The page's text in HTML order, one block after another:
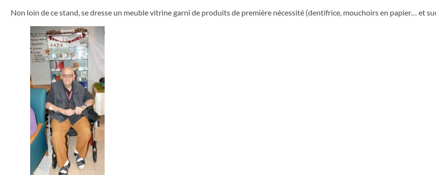
Non loin de ce stand, se dresse un meuble vitrine garni de produits de première nécessité (dentifrice, mouchoirs en papier… et